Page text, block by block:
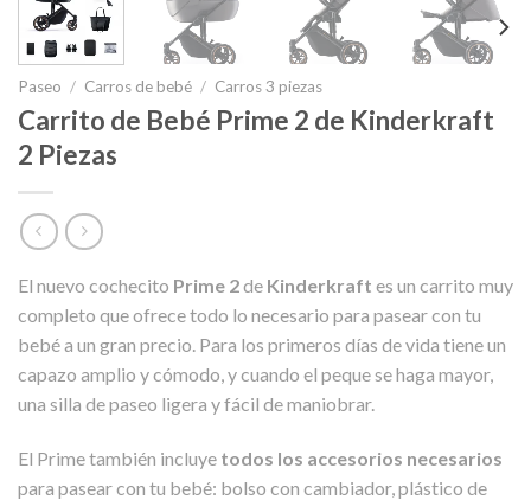
Paseo / Carros de bebé / Carros 3 piezas
Carrito de Bebé Prime 2 de Kinderkraft
2 Piezas
El nuevo cochecito Prime 2de Kinderkraft es un carrito muy
completo que ofrece todo lo necesario para pasear con tu
bebé a un gran precio. Para los primeros días de vida tiene un
capazo amplio y cómodo, y cuando el peque se haga mayor,
una silla de paseo ligera y fácil de maniobrar.
El Prime también incluye todos los accesorios necesarios
para pasear con tu bebé: bolso con cambiador, plástico de